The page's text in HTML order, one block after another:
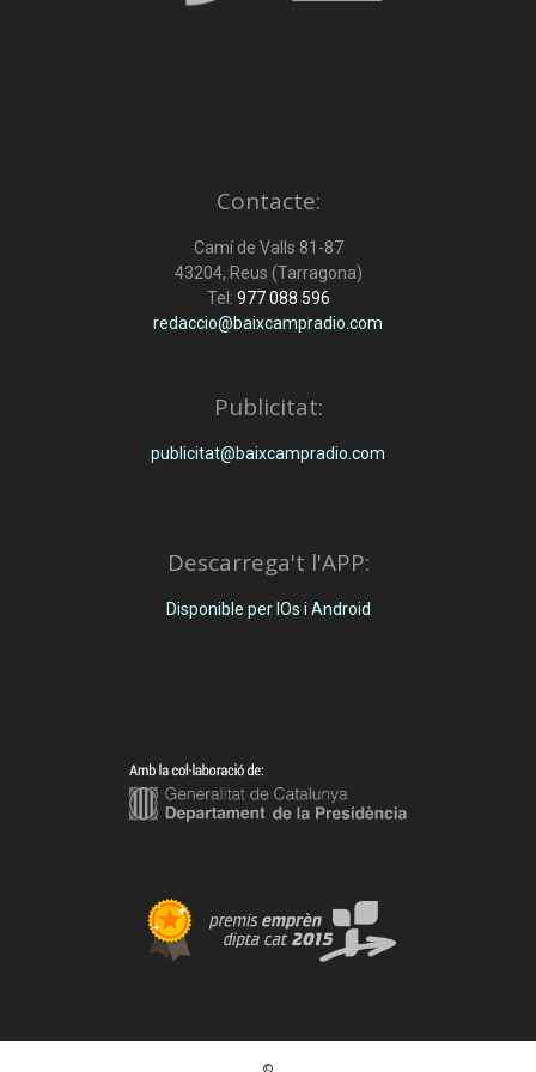
Contacte:
Camí de Valls 81-87
43204, Reus (Tarragona)
Tel: 977 088 596
redaccio@baixcampradio.com
Publicitat:
publicitat@baixcampradio.com
Descarrega't l'APP:
Disponible per IOs i Android
©